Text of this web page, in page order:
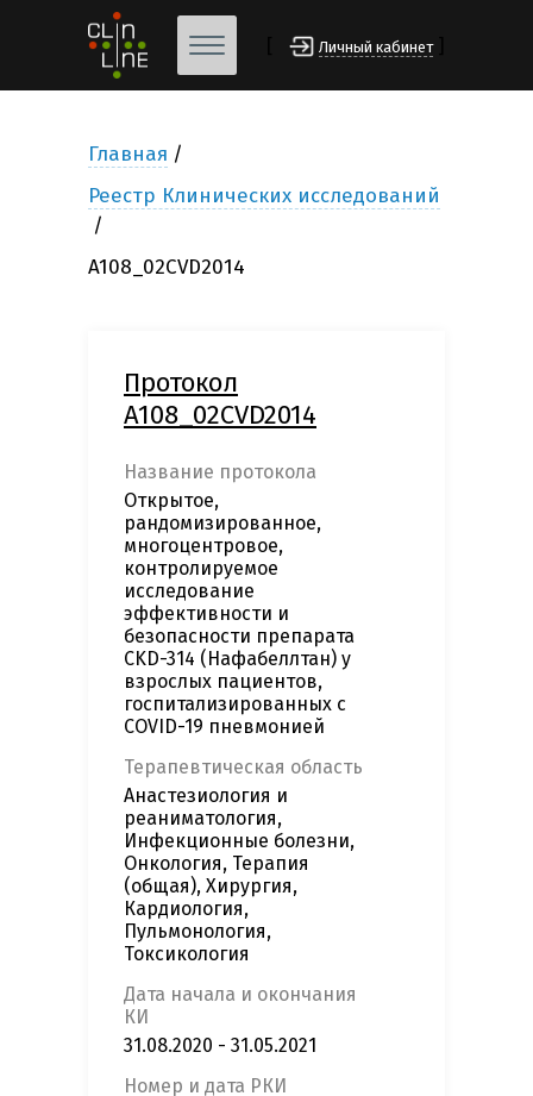
Личный кабинет
Главная
Реестр Клинических исследований
A108_02CVD2014
Протокол
A108_02CVD2014
Название протокола
Открытое,
рандомизированное,
многоцентровое,
контролируемое
исследование
эффективности и
безопасности препарата
CKD-314 (Нафабеллтан) у
взрослых пациентов,
госпитализированных с
COVID-19 пневмонией
Терапевтическая область
Анастезиология и
реаниматология,
Инфекционные болезни,
Онкология, Терапия
(общая), Хирургия,
Кардиология,
Пульмонология,
Токсикология
Дата начала и окончания
КИ
31.08.2020 - 31.05.2021
Номер и дата РКИ